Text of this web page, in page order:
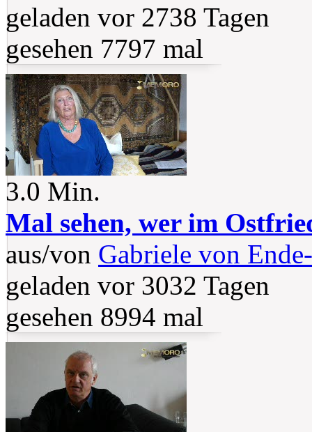
geladen vor 2738 Tagen
gesehen 7797 mal
3.0 Min.
Mal sehen, wer im
aus/von Gabriele von
geladen vor 3032 Tagen
gesehen 8994 mal